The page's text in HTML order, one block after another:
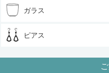
ガラス
ピアス